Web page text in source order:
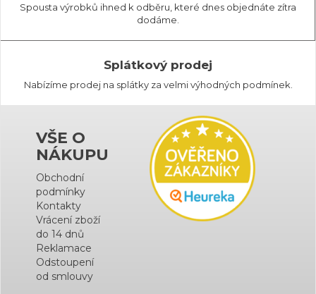
Spousta výrobků ihned k odběru, které dnes objednáte zítra
dodáme.
Splátkový prodej
Nabízíme prodej na splátky za velmi výhodných podmínek.
VŠE O
NÁKUPU
Obchodní
podmínky
Kontakty
Vrácení zboží
do 14 dnů
Reklamace
Odstoupení
od smlouvy